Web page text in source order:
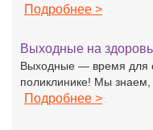
Подробнее >
Выходные на
Выходные — время для
поликлинике! Мы знаем,
Подробнее >